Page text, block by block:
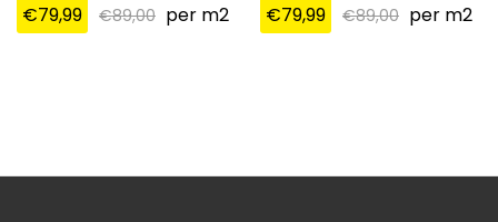
€79,99 €89,00 per m2 €79,99 €89,00 per m2